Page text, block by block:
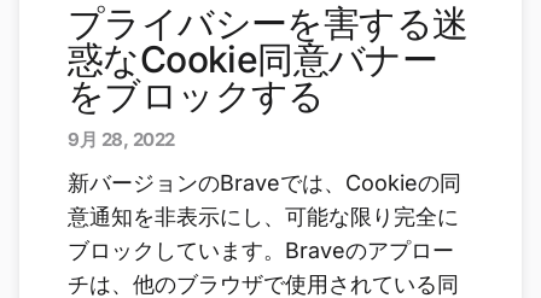
プライバシーを害する迷
惑なCookie同意バナー
をブロックする
9月 28, 2022
新バージョンのBraveでは、Cookieの同
意通知を非表示にし、可能な限り完全に
ブロックしています。Braveのアプロー
チは、他のブラウザで使用されている同